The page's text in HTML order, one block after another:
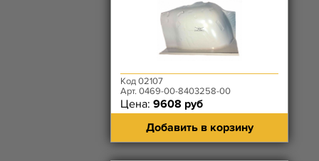
Код 02107
Арт. 0469-00-8403258-00
Цена: 9608 руб
Добавить в корзину